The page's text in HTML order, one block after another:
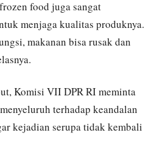
food juga sangat
menjaga kualitas produknya.
makanan bisa rusak dan
Komisi VII DPR RI meminta
terhadap keandalan
kejadian serupa tidak kembali